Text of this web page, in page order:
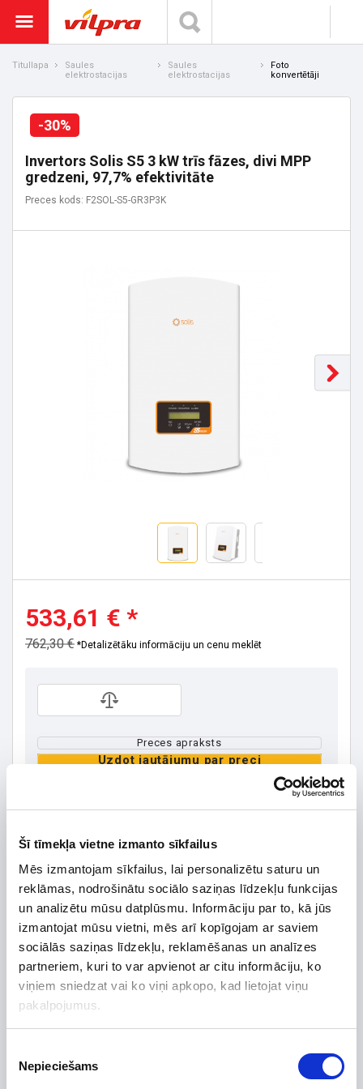
Šī tīmekļa vietne izmanto sīkfailus
Mēs izmantojam sīkfailus, lai personalizētu saturu un
reklāmas, nodrošinātu sociālo saziņas līdzekļu funkcijas
un analizētu mūsu datplūsmu. Informāciju par to, kā jūs
izmantojat mūsu vietni, mēs arī kopīgojam ar saviem
sociālās saziņas līdzekļu, reklamēšanas un analīzes
partneriem, kuri to var apvienot ar citu informāciju, ko
viņiem sniedzat vai ko viņi apkopo, kad lietojat viņu
pakalpojumus.
izvēle
Nepieciešams
Titullapa
Saules
elektrostacijas
Saules
elektrostacijas
Foto
konvertētāji
-30%
Invertors Solis S5 3 kW trīs fāzes, divi MPP
gredzeni, 97,7% efektivitāte
Preces kods: F2SOL-S5-GR3P3K
533,61 € *
762,30 € *Detalizētāku informāciju un cenu meklēt
Preces apraksts
Uzdot jautājumu par preci
Preces apraksts
Ražotājs
Solis
Augstums, mm
563
Platums, mm
Dziļums, mm
219
Efektivitāte
Elektr. jauda, līdz
Garantijas termiņš, mēn.